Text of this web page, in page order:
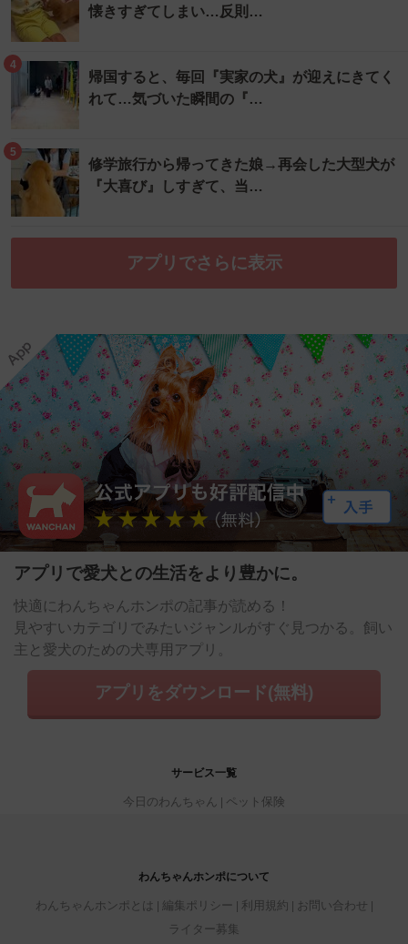
懐きすぎてしまい…反則…
4
帰国すると、毎回『実家の犬』が迎えにきてく
れて…気づいた瞬間の『…
5
修学旅行から帰ってきた娘→再会した大型犬が
『大喜び』しすぎて、当…
アプリでさらに表示
アプリで愛犬との生活をより豊かに。
快適にわんちゃんホンポの記事が読める！
見やすいカテゴリでみたいジャンルがすぐ見つかる。飼い
主と愛犬のための犬専用アプリ。
アプリをダウンロード(無料)
サービス一覧
今日のわんちゃん ペット保険
わんちゃんホンポについて
わんちゃんホンポとは 編集ポリシー 利用規約
お問い合わせ
ライター募集